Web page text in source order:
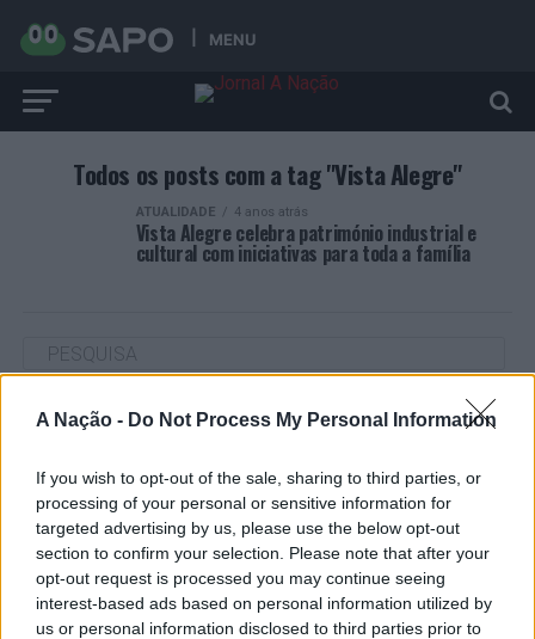
A Nação - Do Not Process My Personal Information
If you wish to opt-out of the sale, sharing to third parties, or
processing of your personal or sensitive information for
targeted advertising by us, please use the below opt-out
section to confirm your selection. Please note that after your
opt-out request is processed you may continue seeing
interest-based ads based on personal information utilized by
us or personal information disclosed to third parties prior to
MENU
Todos os posts com a tag "Vista Alegre"
ATUALIDADE 4 anos atrás
Vista Alegre celebra património industrial e
cultural com iniciativas para toda a família
ARTIGOS RECENTES
com vitória do francês Luca Van Assche
Castelo Branco: “Bienal Internacional de Artes e Ofícios”
promete afirmar artesanato, património e inovação como
“motores de desenvolvimento económico e cultural” do
município português